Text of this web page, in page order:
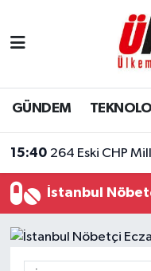
GÜNDEM
264 Eski CHP
13:07 ORDU, GASTRONOMİ
İstanbul
İstanbul
İstanbul Hava
İstanbul Trafik
Tüm Manşetler